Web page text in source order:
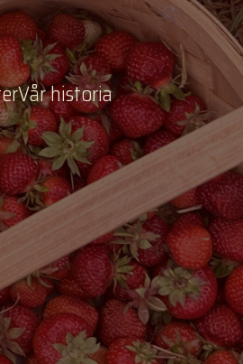
Vår historia